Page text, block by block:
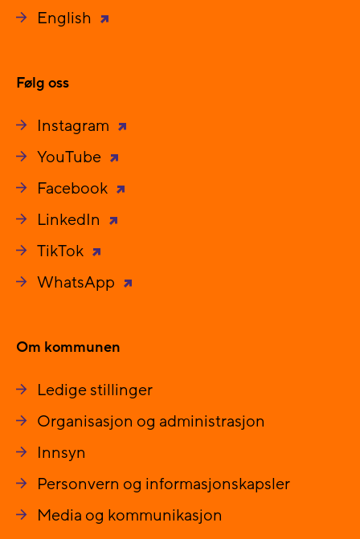
English
Følg oss
Instagram
YouTube
Facebook
LinkedIn
TikTok
WhatsApp
Om kommunen
Ledige stillinger
Organisasjon og administrasjon
Innsyn
Personvern og informasjonskapsler
Media og kommunikasjon